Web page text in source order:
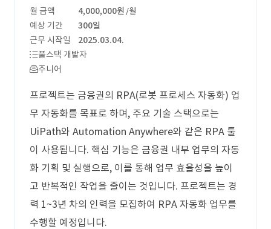
월 금액 4,000,000원 /월
예상 기간
300일
근무 시작일
2025.03.04.
풀스택 개발자
주니어
프로젝트는 금융권의 RPA(로봇 프로세스 자동화) 업
무 자동화를 목표로 하며, 주요 기술 스택으로는
UiPath와 Automation Anywhere와 같은 RPA 툴
이 사용됩니다. 핵심 기능은 금융권 내부 업무의 자동
화 기획 및 실행으로, 이를 통해 업무 효율성을 높이
고 반복적인 작업을 줄이는 것입니다. 프로젝트는 경
력 1~3년 차의 인력을 모집하여 RPA 자동화 업무를
수행할 예정입니다.